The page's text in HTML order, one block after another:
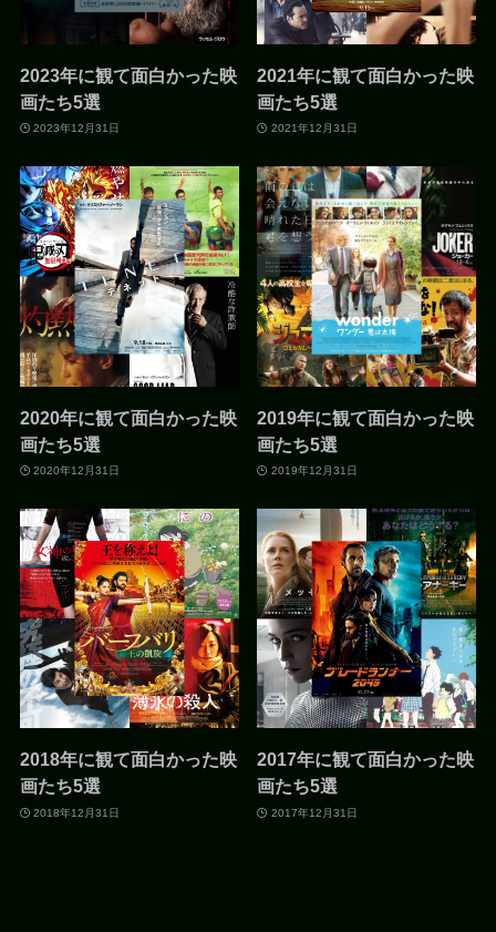
2023年に観て面白かった映
画たち5選
2023年12月31日
2021年に観て面白かった映
画たち5選
2021年12月31日
2020年に観て面白かった映
画たち5選
2020年12月31日
2019年に観て面白かった映
画たち5選
2019年12月31日
2018年に観て面白かった映
画たち5選
2018年12月31日
2017年に観て面白かった映
画たち5選
2017年12月31日